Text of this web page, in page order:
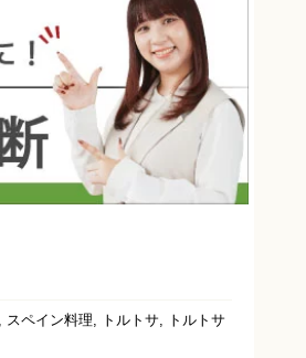
スペイン料理 トルトサ
トルトサ